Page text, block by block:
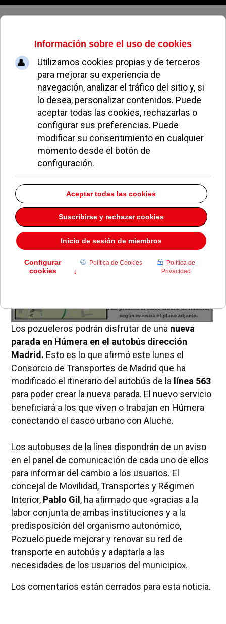
Viernes, 07 de agosto de 2026
La línea de autobuses 563 cuenta
con una nueva parada en Húmera
CRISTINA GALLEGO NOTICIAS DE POZUELO 21 JULIO 2009
El autobús de la línea 563 –Pozuelo de Alarcón-
Madrid- tendrá una nueva parada en Húmera que
beneficiará a los que viven o trabajan en esta
zona.
Los pozueleros podrán disfrutar de una nueva
parada en Húmera en el autobús dirección
Madrid. Esto es lo que afirmó este lunes el
Consorcio de Transportes de Madrid que ha
modificado el itinerario del autobús de la línea 563
para poder crear la nueva parada. El nuevo servicio
beneficiará a los que viven o trabajan en Húmera
conectando el casco urbano con Aluche.
Los autobuses de la línea dispondrán de un aviso
en el panel de comunicación de cada uno de ellos
para informar del cambio a los usuarios. El
concejal de Movilidad, Transportes y Régimen
Interior, Pablo Gil , ha afirmado que «gracias a la
labor conjunta de ambas instituciones y a la
predisposición del organismo autonómico,
Pozuelo puede mejorar y renovar su red de
transporte en autobús y adaptarla a las
necesidades de los usuarios del municipio».
Los comentarios están cerrados para esta noticia.